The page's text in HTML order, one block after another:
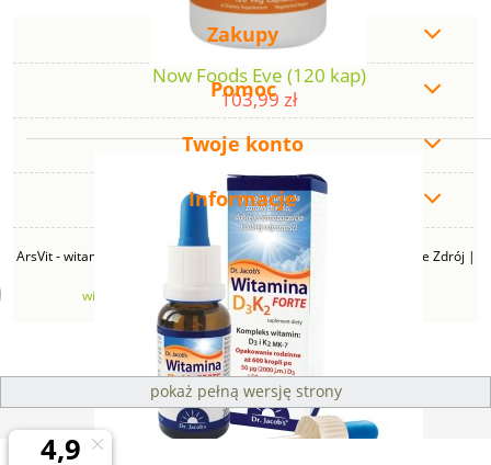
Now Foods Eve (120 kap)
103,99 zł
Zakupy
Pomoc
Twoje konto
Informacje
ArsVit - witaminyswanson.pl | ul. Zimowa 49B, 43-230 Goczałkowice Zdrój |
NIP: 6381219140 | REGON: 276280385 | Email:
witaminyswanson@gmail.com| Telefon:
pokaż pełną wersję strony
Sklep internetowy Shoper Premium